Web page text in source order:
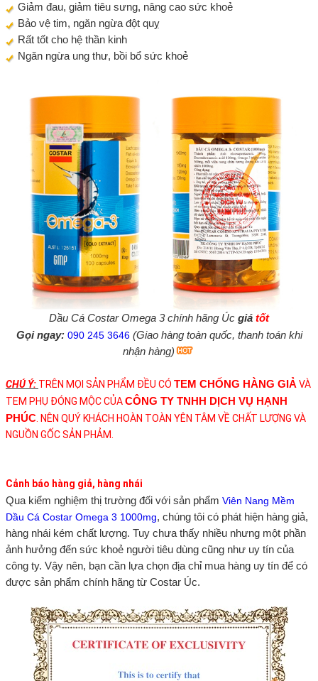
Giảm đau, giảm tiêu sưng, nâng cao sức khoẻ
Bảo vệ tim, ngăn ngừa đột quỵ
Rất tốt cho hệ thần kinh
Ngăn ngừa ung thư, bồi bổ sức khoẻ
Dầu Cá Costar Omega 3 chính hãng Úc giá tốt
Gọi ngay: 090 245 3646(Giao hàng toàn quốc, thanh toán khi
nhận hàng)
CHÚÝ: TRÊN MỌI SẢN PHẨM ĐỀU CÓ TEM CHỐNG HÀNG GIẢ VÀ
TEM PHỤ ĐÓNG MỘC CỦACÔNG TY TNHH DỊCH VỤ HẠNH
PHÚC. NÊN QUÝ KHÁCH HOÀN TOÀN YÊN TÂM VỀ CHẤT LƯỢNG VÀ
NGUỒN GỐC SẢN PHẢM.
Cảnh báo hàng giả, hàng nhái
Qua kiểm nghiệm thị trường đối với sản phẩm Viên Nang Mềm
Dầu Cá Costar Omega 3 1000mg, chúng tôi có phát hiện hàng giả,
hàng nhái kém chất lượng. Tuy chưa thấy nhiều nhưng một phần
ảnh hưởng đến sức khoẻ người tiêu dùng cũng như uy tín của
công ty. Vậy nên, bạn cần lựa chọn địa chỉ mua hàng uy tín để có
được sản phẩm chính hãng từ Costar Úc.